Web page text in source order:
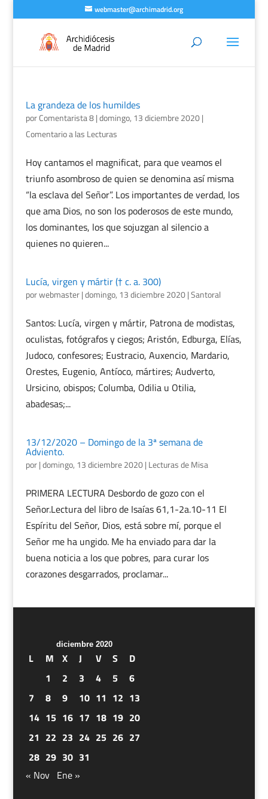
webmaster@archimadrid.org
La grandeza de los humildes
porComentarista 8|domingo, 13 diciembre 2020|
Comentario a las Lecturas
Hoy cantamos el magnificat, para que veamos el
triunfo asombroso de quien se denomina así misma
“la esclava del Señor”. Los importantes de verdad, los
que ama Dios, no son los poderosos de este mundo,
los dominantes, los que sojuzgan al silencio a
quienes no quieren...
Lucía, virgen y mártir († c. a. 300)
porwebmaster|domingo, 13 diciembre 2020|Santoral
Santos: Lucía, virgen y mártir, Patrona de modistas,
oculistas, fotógrafos y ciegos; Aristón, Edburga, Elías,
Judoco, confesores; Eustracio, Auxencio, Mardario,
Orestes, Eugenio, Antíoco, mártires; Audverto,
Ursicino, obispos; Columba, Odilia u Otilia,
abadesas;...
13/12/2020 – Domingo de la 3ª semana de
Adviento.
por|domingo, 13 diciembre 2020| Lecturas de Misa
PRIMERA LECTURA Desbordo de gozo con el
Señor.Lectura del libro de Isaías 61,1-2a.10-11 El
Espíritu del Señor, Dios, está sobre mí, porque el
Señor me ha ungido. Me ha enviado para dar la
buena noticia a los que pobres, para curar los
corazones desgarrados, proclamar...
diciembre 2020
L M X J V S
D
1
2 3 4 5
6
7
8 9 10 11 12 13
14 15 16 17 18 19 20
21 22 23 24 25 26 27
28 29 30 31
« Nov Ene »